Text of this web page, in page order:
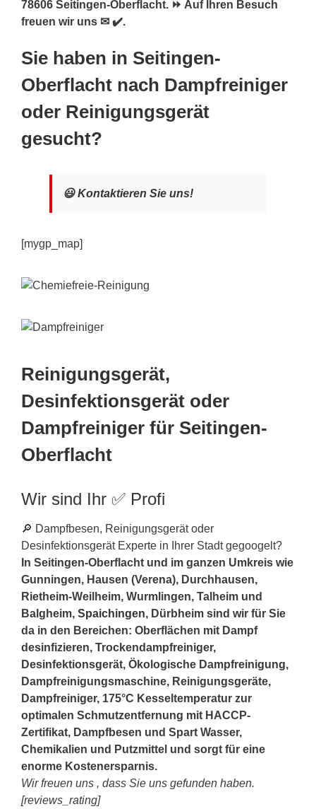
78606 Seitingen-Oberflacht. ⏩ Auf Ihren Besuch
freuen wir uns ✉ ✔️.
Sie haben in Seitingen-
Oberflacht nach Dampfreiniger
oder Reinigungsgerät
gesucht?
😃 Kontaktieren Sie uns!
[mygp_map]
Reinigungsgerät,
Desinfektionsgerät oder
Dampfreiniger für Seitingen-
Oberflacht
Wir sind Ihr ✅ Profi
🔎 Dampfbesen, Reinigungsgerät oder
Desinfektionsgerät Experte in Ihrer Stadt gegoogelt?
In Seitingen-Oberflacht und im ganzen Umkreis wie
Gunningen, Hausen (Verena), Durchhausen,
Rietheim-Weilheim, Wurmlingen, Talheim und
Balgheim, Spaichingen, Dürbheim sind wir für Sie
da in den Bereichen: Oberflächen mit Dampf
desinfizieren, Trockendampfreiniger,
Desinfektionsgerät, Ökologische Dampfreinigung,
Dampfreinigungsmaschine, Reinigungsgeräte,
Dampfreiniger, 175°C Kesseltemperatur zur
optimalen Schmutzentfernung mit HACCP-
Zertifikat, Dampfbesen und Spart Wasser,
Chemikalien und Putzmittel und sorgt für eine
enorme Kostenersparnis.
Wir freuen uns , dass Sie uns gefunden haben.
[reviews_rating]